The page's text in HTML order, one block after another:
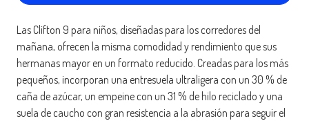
Las Clifton 9 para niños, diseñadas para los corredores del
mañana, ofrecen la misma comodidad y rendimiento que sus
hermanas mayor en un formato reducido. Creadas para los más
pequeños, incorporan una entresuela ultraligera con un 30 % de
caña de azúcar, un empeine con un 31 % de hilo reciclado y una
suela de caucho con gran resistencia a la abrasión para seguir el